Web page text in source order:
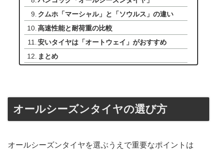
クムホ「マーシャル」と「ソウルス」の違い
高速性能と耐荷重の比較
安いタイヤは「オートウェイ」がおすすめ
まとめ
オールシーズンタイヤの選び方
オールシーズンタイヤを選ぶうえで重要なポイントは